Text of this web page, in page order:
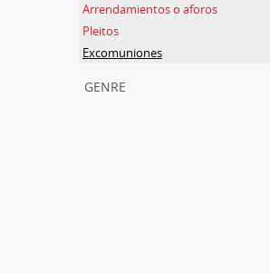
Arrendamientos o aforos
Pleitos
Excomuniones
genre